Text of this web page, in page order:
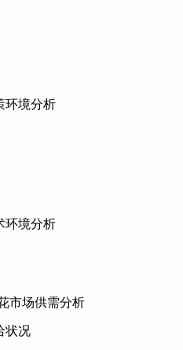
环境分析
环境分析
市场供需分析
状况